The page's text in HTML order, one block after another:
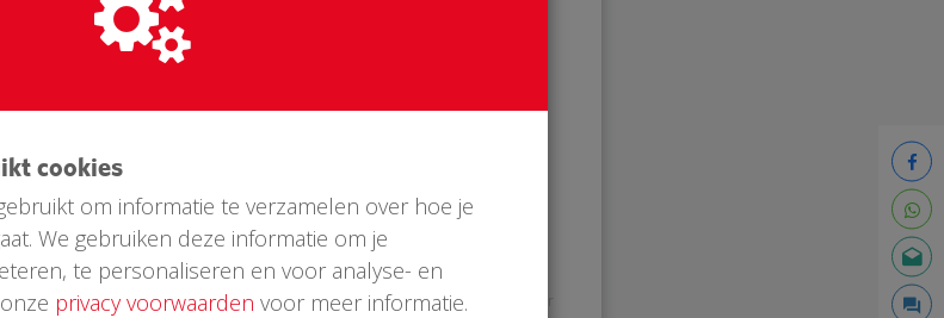
Drenthe gelegen tussen drie natuurgebiedern heeft
toeristen.
verblijft nu eens € 25,- doneerd hebben we snel een
ook bijzonder gewaardeerd!
cookies
om informatie te verzamelen over hoe je
We gebruiken deze informatie om je
te personaliseren en voor analyse- en
privacy voorwaarden voor meer informatie.